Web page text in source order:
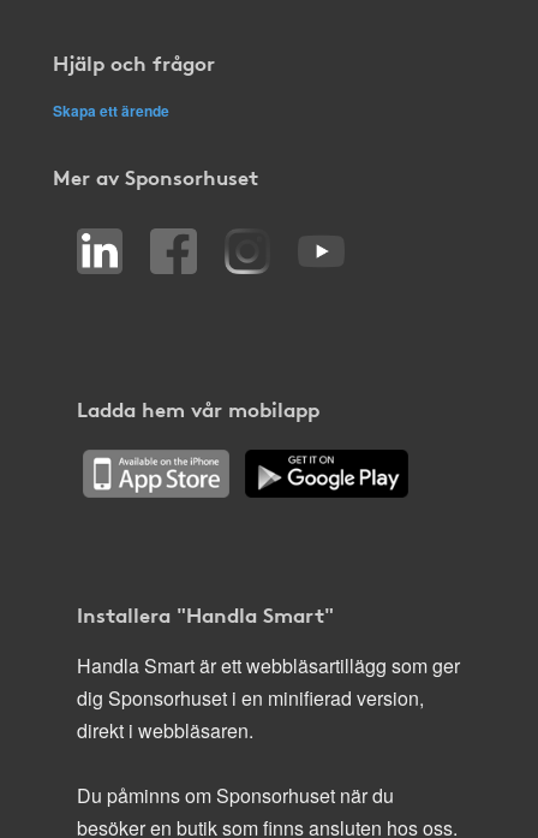
Hjälp och frågor
Skapa ett ärende
Mer av Sponsorhuset
Ladda hem vår mobilapp
Installera "Handla Smart"
Handla Smart är ett webbläsartillägg som ger
dig Sponsorhuset i en minifierad version,
direkt i webbläsaren.
Du påminns om Sponsorhuset när du
besöker en butik som finns ansluten hos oss.